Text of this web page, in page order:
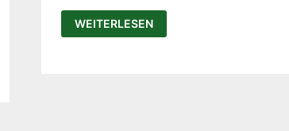
AIRBELL
TEST:
CLEVERE
WEITERLESEN